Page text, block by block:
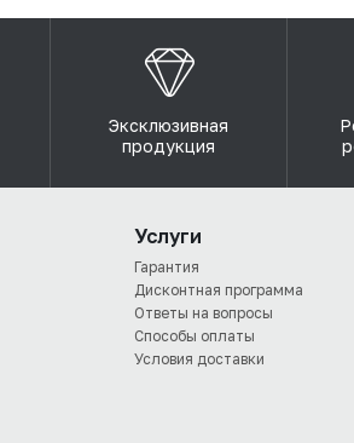
Эксклюзивная
продукция
Услуги
Гарантия
Дисконтная программа
Ответы на вопросы
Способы оплаты
Условия доставки